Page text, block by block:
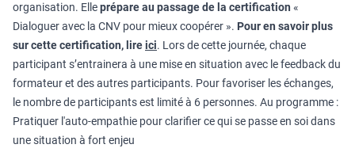
organisation. Elleprépare au passage de la certification «
Dialoguer avec la CNV pour mieux coopérer ». Pour en savoir plus
sur cette certification, lireici. Lors de cette journée, chaque
participant s’entrainera à une mise en situation avec le feedback du
formateur et des autres participants. Pour favoriser les échanges,
le nombre de participants est limité à 6 personnes. Au programme :
Pratiquer l'auto-empathie pour clarifier ce qui se passe en soi dans
une situation à fort enjeu